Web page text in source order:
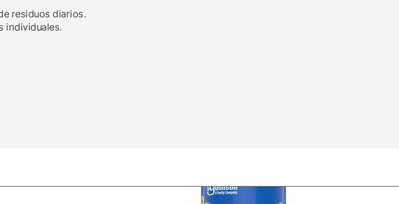
residuos diarios.
individuales.